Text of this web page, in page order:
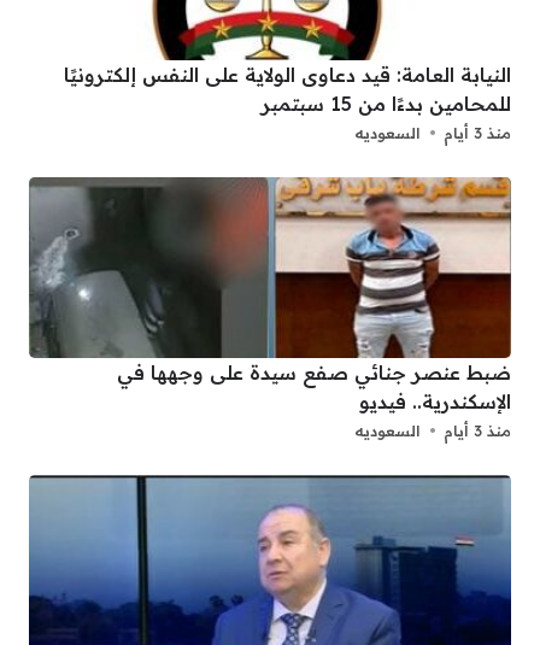
النيابة العامة: قيد دعاوى الولاية على النفس إلكترونيًا
للمحامين بدءًا من 15 سبتمبر
منذ 3 أيام السعوديه
ضبط عنصر جنائي صفع سيدة على وجهها في
الإسكندرية.. فيديو
منذ 3 أيام السعوديه